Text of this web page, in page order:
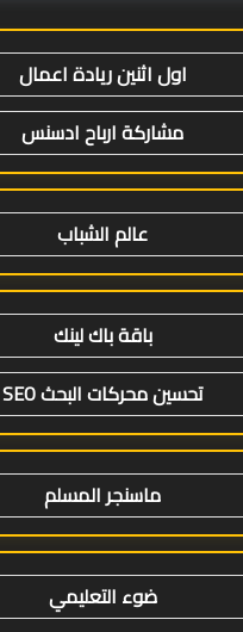
اول اثنين ريادة اعمال
مشاركة ارباح ادسنس
عالم الشباب
باقة باك لينك
تحسين محركات البحث SEO
ماسنجر المسلم
ضوء التعليمي